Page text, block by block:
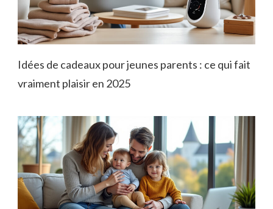
Idées de cadeaux pour jeunes parents : ce qui fait
vraiment plaisir en 2025